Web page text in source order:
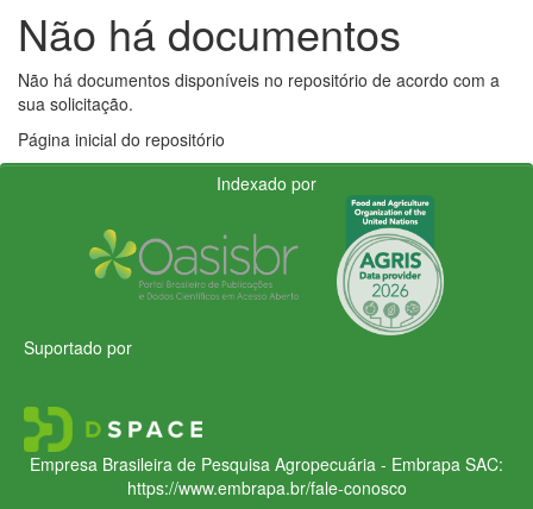
Não há documentos
Não há documentos disponíveis no repositório de acordo com a
sua solicitação.
Página inicial do repositório
Indexado por
Suportado por
Empresa Brasileira de Pesquisa Agropecuária - Embrapa SAC:
https://www.embrapa.br/fale-conosco